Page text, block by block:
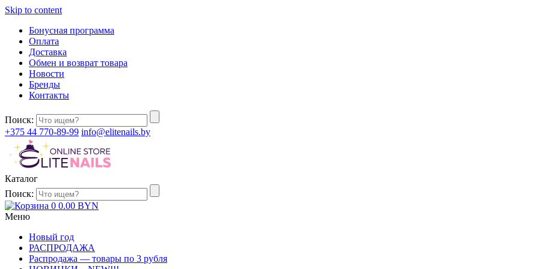
Skip to content
Бонусная программа
Оплата
Доставка
Обмен и возврат товара
Новости
Бренды
Контакты
Поиск:
+375 44 770-89-99 info@elitenails.by
Каталог
Поиск:
0 0.00 BYN
Меню
Новый год
РАСПРОДАЖА
Распродажа — товары по 3 рубля